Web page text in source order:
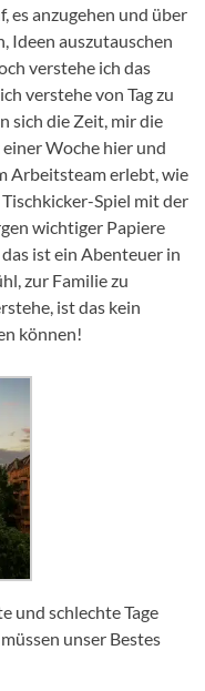
es anzugehen und über
Ideen auszutauschen
verstehe ich das
verstehe von Tag zu
sich die Zeit, mir die
Woche hier und
Arbeitsteam erlebt, wie
Spiel mit der
wichtiger Papiere
ist ein Abenteuer in
zur Familie zu
ist das kein
können!
und schlechte Tage
unser Bestes